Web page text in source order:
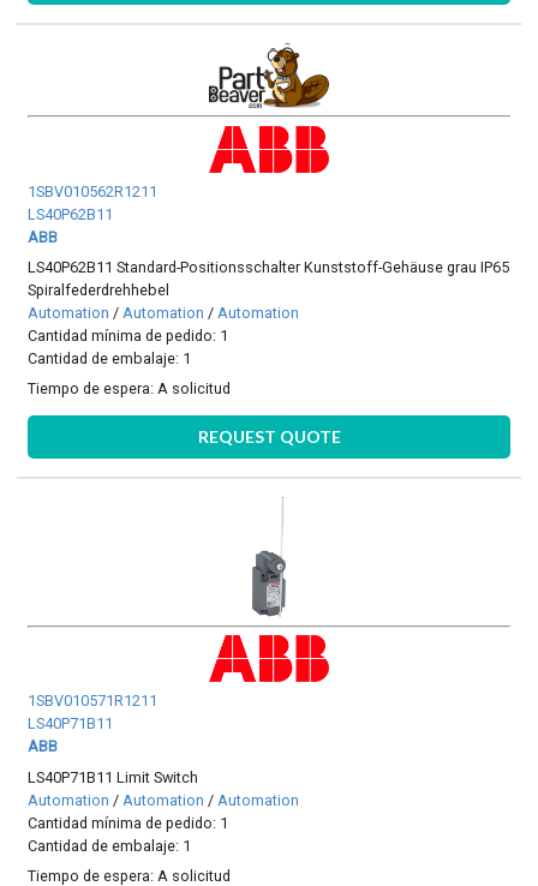
1SBV010562R1211
LS40P62B11
ABB
LS40P62B11 Standard-Positionsschalter Kunststoff-Gehäuse grau IP65
Spiralfederdrehhebel
Automation /Automation /Automation
Cantidad mínima de pedido: 1
Cantidad de embalaje: 1
Tiempo de espera:A solicitud
REQUEST QUOTE
1SBV010571R1211
LS40P71B11
ABB
LS40P71B11 Limit Switch
Automation / Automation / Automation
Cantidad mínima de pedido: 1
Cantidad de embalaje: 1
Tiempo de espera: A solicitud